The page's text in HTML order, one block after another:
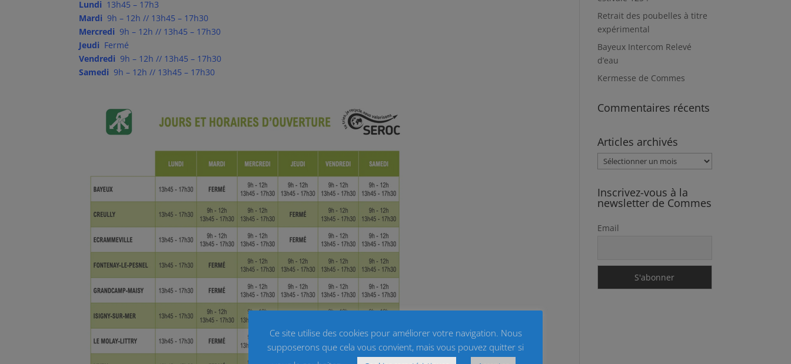
Lundi 13h45 – 17h3
Mardi9h – 12h // 13h45 – 17h30
Mercredi9h – 12h // 13h45 – 17h30
Jeudi Fermé
Vendredi9h – 12h // 13h45 – 17h30
Samedi9h – 12h // 13h45 – 17h30
Retrait des poubelles à titre
expérimental
Bayeux Intercom Relevé
d’eau
Kermesse de Commes
Commentaires récents
Articles archivés
Articles
archivés
Inscrivez-vous à la
newsletter de Commes
Email
Ce site utilise des cookies pour améliorer votre navigation. Nous
supposerons que cela vous convient, mais vous pouvez quitter si